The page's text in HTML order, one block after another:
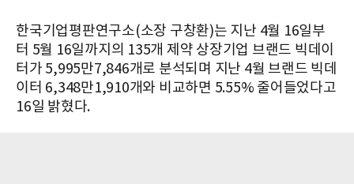
한국기업평판연구소(소장 구창환)는 지난 4월 16일부
터 5월 16일까지의 135개 제약 상장기업 브랜드 빅데이
터가 5,995만7,846개로 분석되며 지난 4월 브랜드 빅데
이터 6,348만1,910개와 비교하면 5.55% 줄어들었다고
16일 밝혔다.​